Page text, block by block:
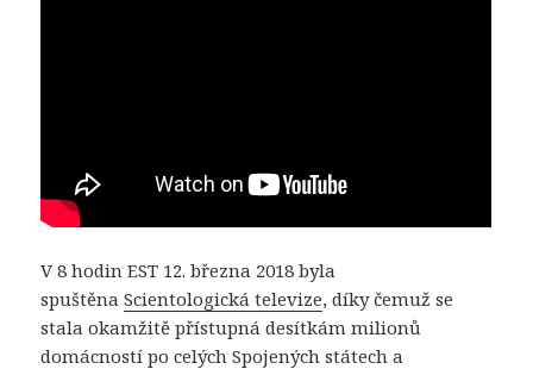
V 8 hodin EST 12. března 2018 byla
spuštěnaScientologická televize, díky čemuž se
stala okamžitě přístupná desítkám milionů
domácností po celých Spojených státech a